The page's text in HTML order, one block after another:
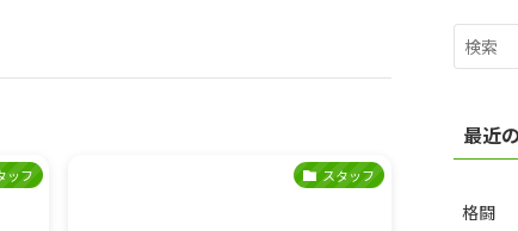
ッフ スタッフ
最近
格闘